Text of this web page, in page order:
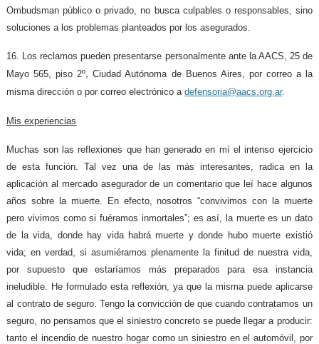
Ombudsman público o privado, no busca culpables o responsables, sino
soluciones a los problemas planteados por los asegurados.
16. Los reclamos pueden presentarse personalmente ante la AACS, 25 de
Mayo 565, piso 2º, Ciudad Autónoma de Buenos Aires, por correo a la
misma dirección o por correo electrónico adefensoria@aacs.org.ar.
Mis experiencias
Muchas son las reflexiones que han generado en mí el intenso ejercicio
de esta función. Tal vez una de las más interesantes, radica en la
aplicación al mercado asegurador de un comentario que leí hace algunos
años sobre la muerte. En efecto, nosotros “convivimos con la muerte
pero vivimos como si fuéramos inmortales”; es así, la muerte es un dato
de la vida, donde hay vida habrá muerte y donde hubo muerte existió
vida; en verdad, si asumiéramos plenamente la finitud de nuestra vida,
por supuesto que estaríamos más preparados para esa instancia
ineludible. He formulado esta reflexión, ya que la misma puede aplicarse
al contrato de seguro. Tengo la convicción de que cuando contratamos un
seguro, no pensamos que el siniestro concreto se puede llegar a producir:
tanto el incendio de nuestro hogar como un siniestro en el automóvil, por